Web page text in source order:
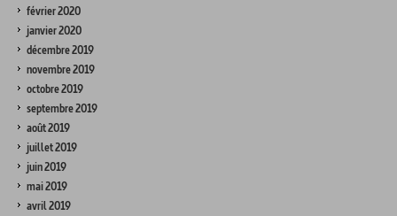
février 2020
janvier 2020
décembre 2019
novembre 2019
octobre 2019
septembre 2019
août 2019
juillet 2019
juin 2019
mai 2019
avril 2019